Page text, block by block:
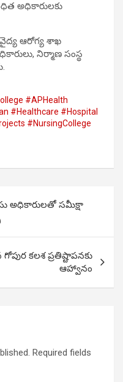
అధికారులకు
ఆరోగ్య శాఖ
నిర్మాణ సంస్థ
#APHealth
#Healthcare #Hospital
#NursingCollege
అధికారులతో సమీక్షా
కలశ ప్రతిష్టాపనకు
ఆహ్వానం
Required fields